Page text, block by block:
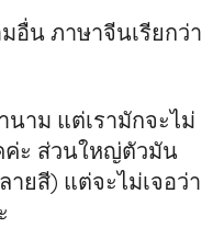
อื่น ภาษาจีนเรียกว่า
นาม แต่เรามักจะไม่
ค่ะ ส่วนใหญ่ตัวมัน
ยสี) แต่จะไม่เจอว่า